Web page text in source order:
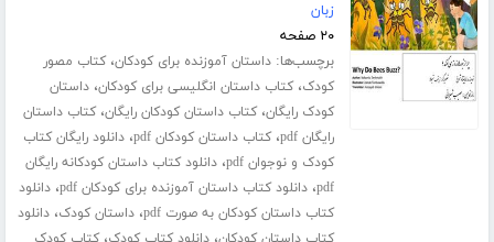
زبان
۲۰ صفحه
برچسب‌ها:داستان آموزنده برای کودکان،کتاب مصور
کودک،کتاب داستان انگلیسی برای کودکان،داستان
کودک رایگان،کتاب داستان کودکان رایگان،کتاب داستان
رایگان pdf
،کتاب داستان کودکان pdf ،دانلود رایگان کتاب
کودک و نوجوان pdf
،دانلود کتاب داستان کودکانه رایگان
pdf،دانلود کتاب داستان آموزنده برای کودکان pdf ،دانلود
کتاب داستان کودکان به صورت pdf
،داستان کودک،دانلود